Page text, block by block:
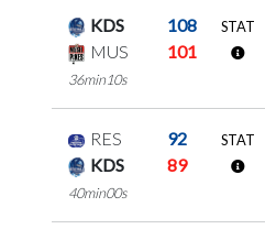
KDS
108
MUS
101
36min10s
STAT
RES
92
KDS
89
40min00s
STAT